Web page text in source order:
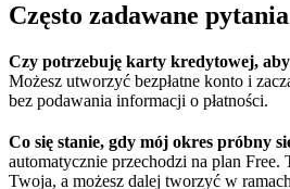
Często zadawane pytania
Czy potrzebuję karty kredytowej, aby
Możesz utworzyć bezpłatne konto i
bez podawania informacji o płatności.
Co się stanie, gdy mój okres próbny
automatycznie przechodzi na plan Free.
Twoja, a możesz dalej tworzyć w